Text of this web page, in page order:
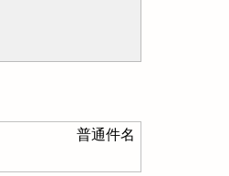
普通件名